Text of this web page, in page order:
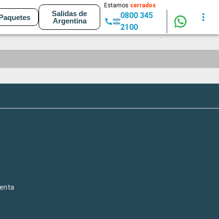
Salidas de
Argentina
Estamos cerrados
0800 345
2100